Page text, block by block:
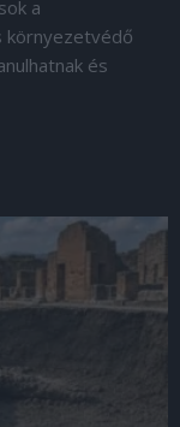
a
környezetvédő
és